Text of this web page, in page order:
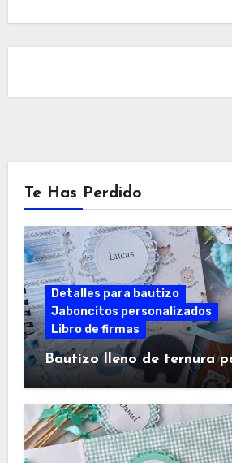
Te Has Perdido
Detalles para bautizo
Jaboncitos personalizados
Libro de firmas
Bautizo lleno de ternura